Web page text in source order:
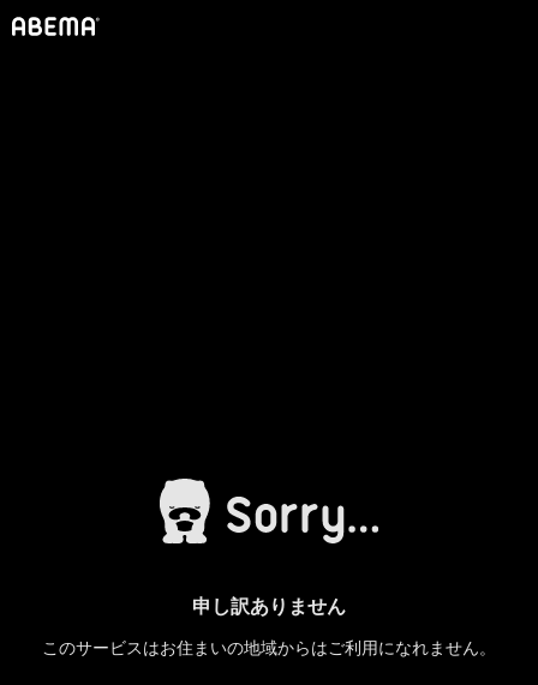
申し訳ありません
このサービスはお住まいの地域からはご利用になれません。